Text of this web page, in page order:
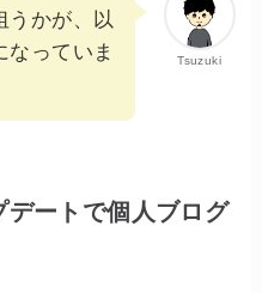
Tsuzuki
うかが、以
なっていま
ートで個人ブログ